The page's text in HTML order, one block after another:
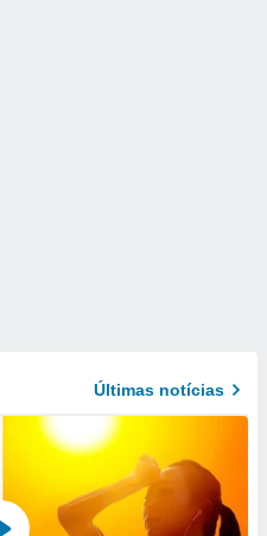
Últimas notícias